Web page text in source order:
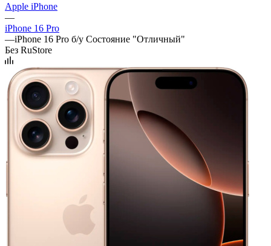
Apple iPhone
—
iPhone 16 Pro
—iPhone 16 Pro б/у Состояние "Отличный"
Без RuStore